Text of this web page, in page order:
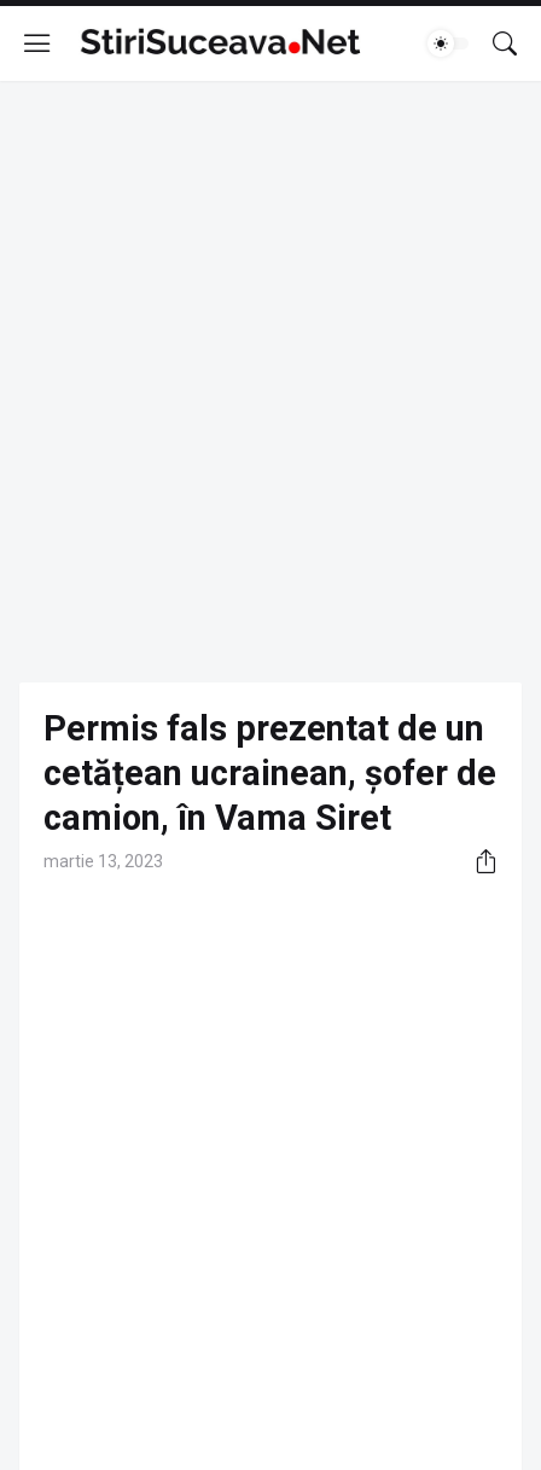
Permis fals prezentat de un
cetățean ucrainean, șofer de
camion, în Vama Siret
martie 13, 2023